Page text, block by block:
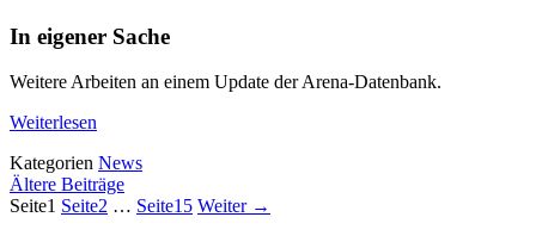
In eigener Sache
Weitere Arbeiten an einem Update der Arena-Datenbank.
Weiterlesen
Kategorien News
Ältere Beiträge
Seite1 Seite2 … Seite15 Weiter →